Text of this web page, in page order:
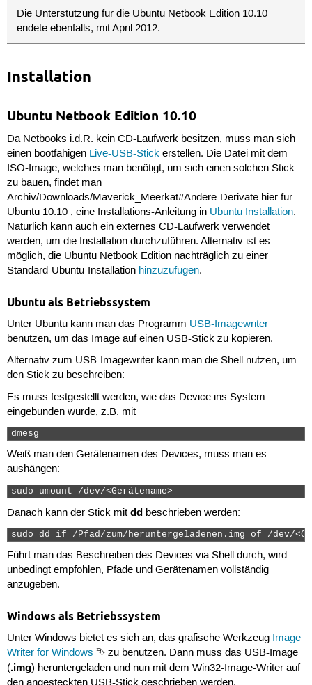
Die Unterstützung für die Ubuntu Netbook Edition 10.10
endete ebenfalls, mit April 2012.
Installation
Ubuntu Netbook Edition 10.10
Da Netbooks i.d.R. kein CD-Laufwerk besitzen, muss man sich
einen bootfähigen Live-USB-Stickerstellen. Die Datei mit dem
ISO-Image, welches man benötigt, um sich einen solchen Stick
zu bauen, findet man
Archiv/Downloads/Maverick_Meerkat#Andere-Derivate hier für
Ubuntu 10.10 , eine Installations-Anleitung in Ubuntu Installation.
Natürlich kann auch ein externes CD-Laufwerk verwendet
werden, um die Installation durchzuführen. Alternativ ist es
möglich, die Ubuntu Netbook Edition nachträglich zu einer
Standard-Ubuntu-Installation hinzuzufügen.
Ubuntu als Betriebssystem
Unter Ubuntu kann man das Programm USB-Imagewriter
benutzen, um das Image auf einen USB-Stick zu kopieren.
Alternativ zum USB-Imagewriter kann man die Shell nutzen, um
den Stick zu beschreiben:
Es muss festgestellt werden, wie das Device ins System
eingebunden wurde, z.B. mit
dmesg
Weiß man den Gerätenamen des Devices, muss man es
aushängen:
sudo umount /dev/<Gerätename>
Danach kann der Stick mit ddbeschrieben werden:
sudo dd if=/Pfad/zum/heruntergeladenen.img of=/dev/
Führt man das Beschreiben des Devices via Shell durch, wird
unbedingt empfohlen, Pfade und Gerätenamen vollständig
anzugeben.
Windows als Betriebssystem
Unter Windows bietet es sich an, das grafische Werkzeug Image
Writer for Windows ⮷ zu benutzen. Dann muss das USB-Image
(.img) heruntergeladen und nun mit dem Win32-Image-Writer auf